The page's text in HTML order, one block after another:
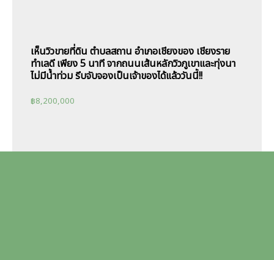
เห็นวิวขายที่ดิน ตำบลสถาน อำเภอเชียงของ เชียงราย
ทำเลดี เพียง 5 นาที จากถนนเส้นหลักวิวภูเขาและทุ่งนา
ไม่มีน้ำท่วม รีบจับจองเป็นเจ้าของได้แล้ววันนี้!!
฿8,200,000